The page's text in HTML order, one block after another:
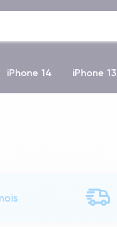
iPhone 14 iPhone 13